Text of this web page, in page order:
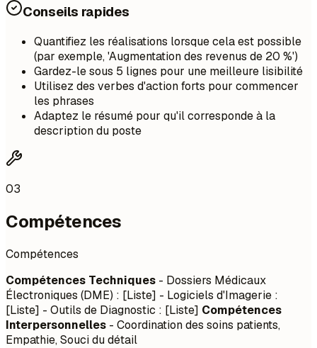
Conseils rapides
Quantifiez les réalisations lorsque cela est possible
(par exemple, 'Augmentation des revenus de 20 %')
Gardez-le sous 5 lignes pour une meilleure lisibilité
Utilisez des verbes d'action forts pour commencer
les phrases
Adaptez le résumé pour qu'il corresponde à la
description du poste
03
Compétences
Compétences
Compétences Techniques - Dossiers Médicaux
Électroniques (DME) : [Liste] - Logiciels d'Imagerie :
[Liste] - Outils de Diagnostic : [Liste] Compétences
Interpersonnelles - Coordination des soins patients,
Empathie, Souci du détail